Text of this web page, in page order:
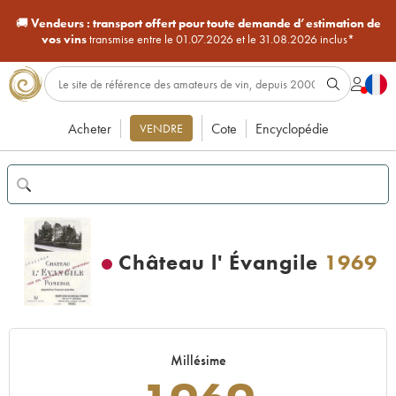
🚚Vendeurs : transport offert pour toute demande d’estimation de
vos vinstransmise entre le 01.07.2026 et le 31.08.2026 inclus*
Acheter VENDRE Cote Encyclopédie
Château l' Évangile 1969
Millésime